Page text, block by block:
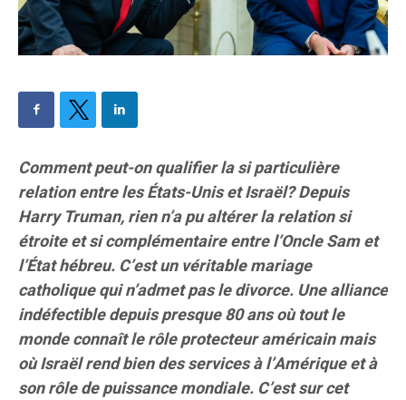
Comment peut-on qualifier la si particulière
relation entre les États-Unis et Israël? Depuis
Harry Truman, rien n’a pu altérer la relation si
étroite et si complémentaire entre l’Oncle Sam et
l’État hébreu. C’est un véritable mariage
catholique qui n’admet pas le divorce. Une alliance
indéfectible depuis presque 80 ans où tout le
monde connaît le rôle protecteur américain mais
où Israël rend bien des services à l’Amérique et à
son rôle de puissance mondiale. C’est sur cet